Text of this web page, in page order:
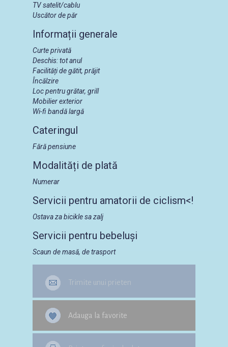
TV satelit/cablu
Uscător de păr
Informații generale
Curte privată
Deschis: tot anul
Facilități de gătit, prăjit
Încălzire
Loc pentru grătar, grill
Mobilier exterior
Wi-fi bandă largă
Cateringul
Fără pensiune
Modalități de plată
Numerar
Servicii pentru amatorii de ciclism<!
Ostava za bicikle sa zalj
Servicii pentru bebeluși
Scaun de masă, de trasport
Trimite unui prieten
Adauga la favorite